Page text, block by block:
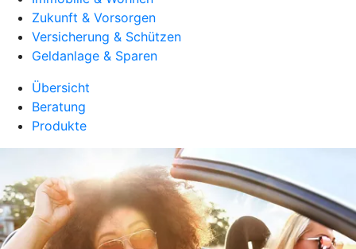
Zukunft & Vorsorgen
Versicherung & Schützen
Geldanlage & Sparen
Übersicht
Beratung
Produkte